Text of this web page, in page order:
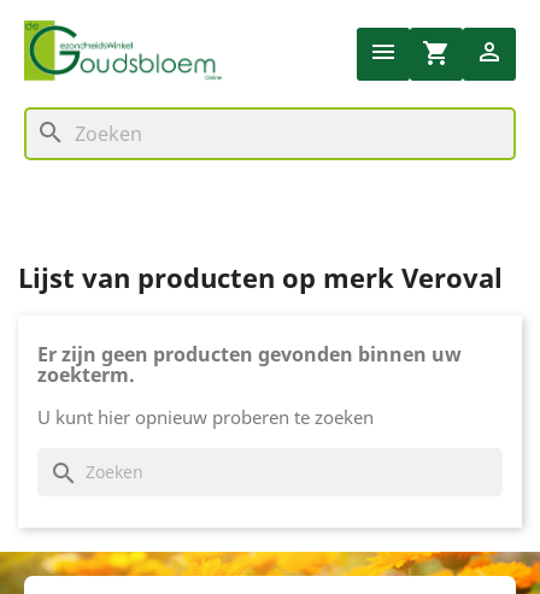
 shopping_cart 
search
Lijst van producten op merk Veroval
Er zijn geen producten gevonden binnen uw
zoekterm.
U kunt hier opnieuw proberen te zoeken
search